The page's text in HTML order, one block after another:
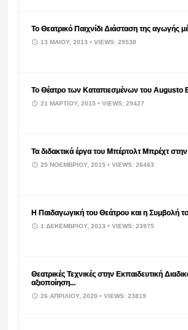
Το Θεατρικό Παιχνίδι Διάσταση της αγωγής
13 ΜΑΪ́ΟΥ, 2013• VIEWS: 29538
Το Θέατρο των Καταπιεσμένων του Augusto
21 ΜΑΡΤΊΟΥ, 2015• VIEWS: 29427
Τα διδακτικά έργα του Μπέρτολτ Μπρέχτ
25 ΝΟΕΜΒΡΊΟΥ, 2015• VIEWS: 26463
Η Παιδαγωγική του Θεάτρου και η Συμβολή
1 ΔΕΚΕΜΒΡΊΟΥ, 2013• VIEWS: 23975
Θεατρικές Τεχνικές στην Εκπαιδευτική
αξιοποίηση...
26 ΑΠΡΙΛΊΟΥ, 2020• VIEWS: 23819